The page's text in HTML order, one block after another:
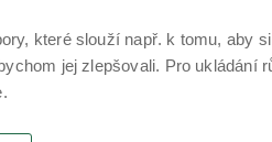
které slouží např. k tomu, aby
jej zlepšovali. Pro ukládání